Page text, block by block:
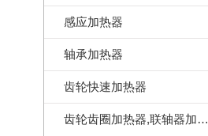
感应加热器
轴承加热器
齿轮快速加热器
齿轮齿圈加热器,联轴器加热器